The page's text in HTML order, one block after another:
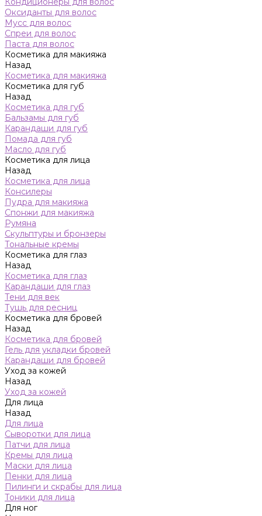
Оксиданты для волос
Мусс для волос
Спреи для волос
Паста для волос
Косметика для макияжа
Назад
Косметика для макияжа
Косметика для губ
Назад
Косметика для губ
Бальзамы для губ
Карандаши для губ
Помада для губ
Масло для губ
Косметика для лица
Назад
Косметика для лица
Консилеры
Пудра для макияжа
Спонжи для макияжа
Румяна
Скульптуры и бронзеры
Тональные кремы
Косметика для глаз
Назад
Косметика для глаз
Карандаши для глаз
Тени для век
Тушь для ресниц
Косметика для бровей
Назад
Косметика для бровей
Гель для укладки бровей
Карандаши для бровей
Уход за кожей
Назад
Уход за кожей
Для лица
Назад
Для лица
Сыворотки для лица
Патчи для лица
Кремы для лица
Маски для лица
Пенки для лица
Пилинги и скрабы для лица
Тоники для лица
Для ног